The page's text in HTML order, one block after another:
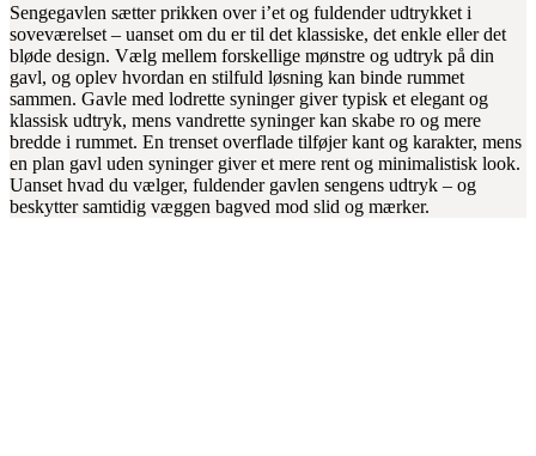
Sengegavlen sætter prikken over i’et og fuldender udtrykket i
soveværelset – uanset om du er til det klassiske, det enkle eller det
bløde design. Vælg mellem forskellige mønstre og udtryk på din
gavl, og oplev hvordan en stilfuld løsning kan binde rummet
sammen. Gavle med lodrette syninger giver typisk et elegant og
klassisk udtryk, mens vandrette syninger kan skabe ro og mere
bredde i rummet. En trenset overflade tilføjer kant og karakter, mens
en plan gavl uden syninger giver et mere rent og minimalistisk look.
Uanset hvad du vælger, fuldender gavlen sengens udtryk – og
beskytter samtidig væggen bagved mod slid og mærker.